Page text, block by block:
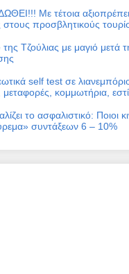
Με τέτοια
στους προσβλητικούς
Τζούλιας με μαγιό μετά
self test σε
μεταφορές, κομμωτήρια,
το ασφαλιστικό: Ποιοι
συντάξεων 6 – 10%